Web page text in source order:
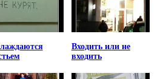
Входить или не
входить